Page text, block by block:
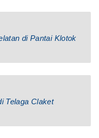
di Pantai Klotok
Telaga Claket